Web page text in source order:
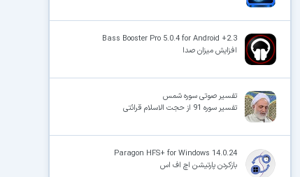
Bass Booster Pro 5.0.4 for Android +2.3
افزایش میزان صدا
تفسیر صوتی سوره شمس
تفسیر سوره 91 از حجت الاسلام قرائتی
Paragon HFS+ for Windows 14.0.24
بازکردن پارتیشن اچ اف اس